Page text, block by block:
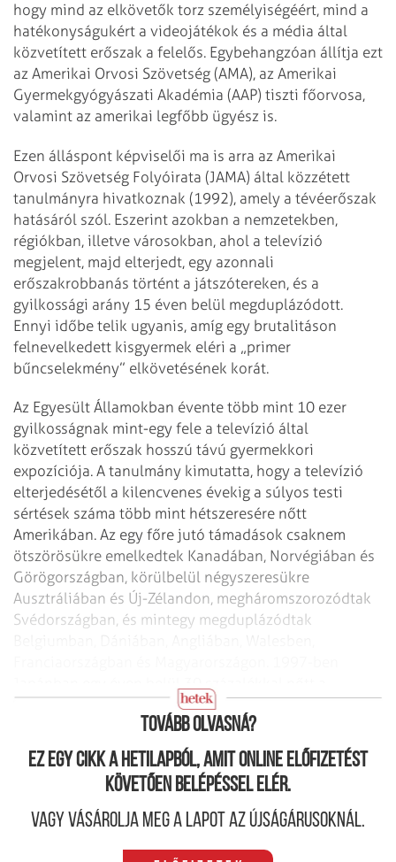
hogy mind az elkövetők torz személyiségéért, mind a
hatékonyságukért a videojátékok és a média által
közvetített erőszak a felelős. Egybehangzóan állítja ezt
az Amerikai Orvosi Szövetség (AMA), az Amerikai
Gyermekgyógyászati Akadémia (AAP) tiszti főorvosa,
valamint az amerikai legfőbb ügyész is.
Ezen álláspont képviselői ma is arra az Amerikai
Orvosi Szövetség Folyóirata (JAMA) által közzétett
tanulmányra hivatkoznak (1992), amely a tévéerőszak
hatásáról szól. Eszerint azokban a nemzetekben,
régiókban, illetve városokban, ahol a televízió
megjelent, majd elterjedt, egy azonnali
erőszakrobbanás történt a játszótereken, és a
gyilkossági arány 15 éven belül megduplázódott.
Ennyi időbe telik ugyanis, amíg egy brutalitáson
felnevelkedett kisgyermek eléri a „primer
bűncselekmény” elkövetésének korát.
Az Egyesült Államokban évente több mint 10 ezer
gyilkosságnak mint-egy fele a televízió által
közvetített erőszak hosszú távú gyermekkori
expozíciója. A tanulmány kimutatta, hogy a televízió
elterjedésétől a kilencvenes évekig a súlyos testi
sértések száma több mint hétszeresére nőtt
Amerikában. Az egy főre jutó támadások csaknem
ötszörösükre emelkedtek Kanadában, Norvégiában és
Görögországban, körülbelül négyszeresükre
Ausztráliában és Új-Zélandon, megháromszorozódtak
Svédországban, és mintegy megduplázódtak
fiatalkori erőszakos bűnözés.
Tovább olvasná?
Ez egy cikk a hetilapból, amit online előfizetést
követően belépéssel elér.
Vagy vásárolja meg a lapot az újságárusoknál.